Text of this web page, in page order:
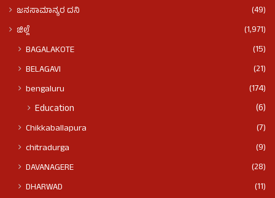
ಜನಸಾಮಾನ್ಯರ ದನಿ
(49)
ಜಿಲ್ಲೆ
(1,971)
BAGALAKOTE
(15)
BELAGAVI
(21)
bengaluru
(174)
Education (6)
Chikkaballapura
(7)
chitradurga
(9)
DAVANAGERE
(28)
DHARWAD
(11)